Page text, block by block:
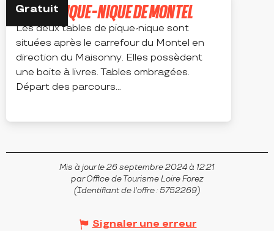
Gratuit
AIRE DE PIQUE-NIQUE DE MONTEL
Les deux tables de pique-nique sont
situées après le carrefour du Montel en
direction du Maisonny. Elles possèdent
une boite à livres. Tables ombragées.
Départ des parcours...
Mis à jour le 26 septembre 2024 à 12:21
par Office de Tourisme Loire Forez
(Identifiant de l'offre : 5752269)
Signaler une erreur